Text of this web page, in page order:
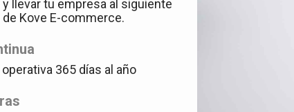
llevar tu empresa al siguiente
Kove E-commerce.
365 días al año